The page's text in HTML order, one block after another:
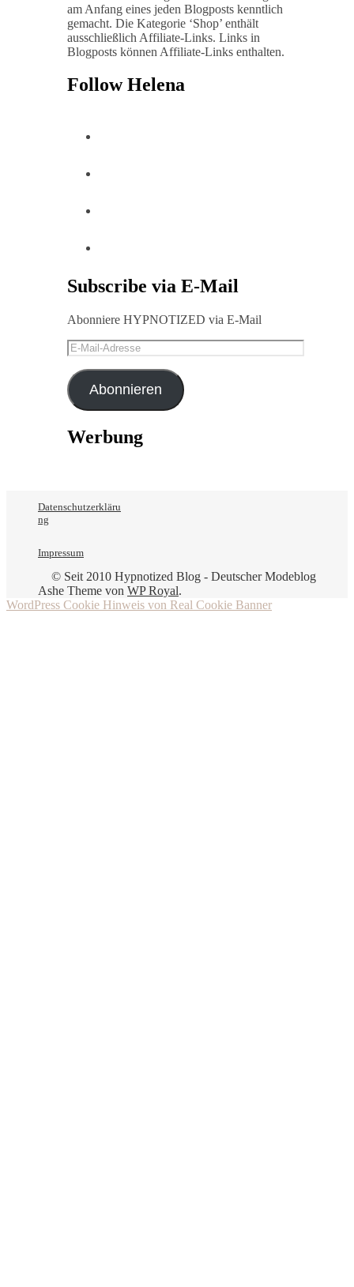
am Anfang eines jeden Blogposts kenntlich
gemacht. Die Kategorie ‘Shop’ enthält
ausschließlich Affiliate-Links. Links in
Blogposts können Affiliate-Links enthalten.
Follow Helena
Subscribe via E-Mail
Abonniere HYPNOTIZED via E-Mail
E-
Mail-
Adresse
Abonnieren
Werbung
Datenschutzerkläru
ng
Impressum
© Seit 2010 Hypnotized Blog - Deutscher Modeblog
Ashe Theme von WP Royal.
WordPress Cookie Hinweis von Real Cookie Banner